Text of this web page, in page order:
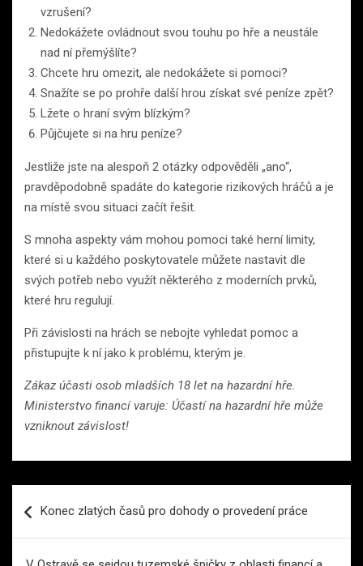
vzrušení?
Nedokážete ovládnout svou touhu po hře a neustále
nad ní přemýšlíte?
Chcete hru omezit, ale nedokážete si pomoci?
Snažíte se po prohře další hrou získat své peníze zpět?
Lžete o hraní svým blízkým?
Půjčujete si na hru peníze?
Jestliže jste na alespoň 2 otázky odpověděli „ano“,
pravděpodobně spadáte do kategorie rizikových hráčů a je
na místě svou situaci začít řešit.
S mnoha aspekty vám mohou pomoci také herní limity,
které si u každého poskytovatele můžete nastavit dle
svých potřeb nebo využít některého z moderních prvků,
které hru regulují.
Při závislosti na hrách se nebojte vyhledat pomoc a
přistupujte k ní jako k problému, kterým je.
Zákaz účasti osob mladších 18 let na hazardní hře.
Ministerstvo financí varuje: Účastí na hazardní hře může
vzniknout závislost!
proKonec zlatých časů pro dohody o provedení práce